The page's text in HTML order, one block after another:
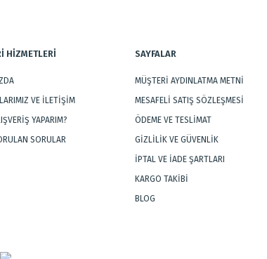
Gönder
HİZMETLERİ
VE İLETİŞİM
YAPARIM?
SORULAR
SAYFALAR
MÜŞTERİ AYDINLATMA METNİ
MESAFELİ SATIŞ SÖZLEŞMESİ
ÖDEME VE TESLİMAT
GİZLİLİK VE GÜVENLİK
İPTAL VE İADE ŞARTLARI
KARGO TAKİBİ
BLOG